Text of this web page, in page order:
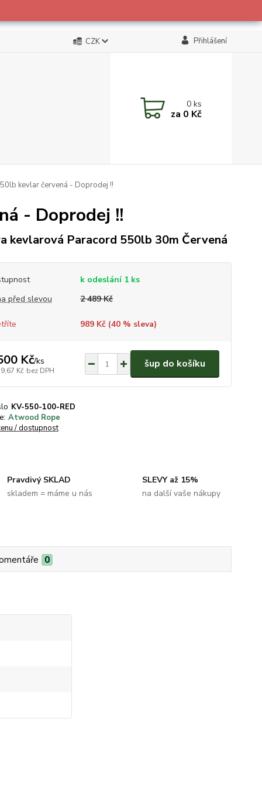
CZK Přihlášení
0ks
za 0 Kč
kevlar červená - Doprodej !!
- Doprodej !!
kevlarová Paracord 550lb 30m Červená
k odeslání 1 ks
před slevou
2 489 Kč
989 Kč (40% sleva)
Kč/ks
Kč bez DPH
šup do košíku
KV-550-100-RED
Atwood Rope
/ dostupnost
Pravdivý SKLAD
skladem = máme u nás
SLEVY až 15%
na další vaše nákupy
0